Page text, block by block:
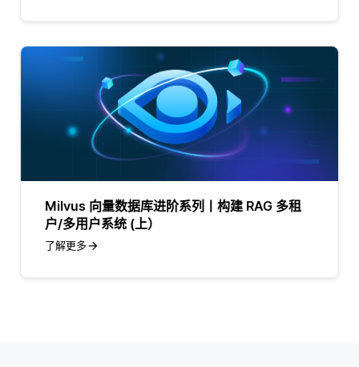
Milvus 向量数据库进阶系列丨构建 RAG 多租
户/多用户系统 (上）
了解更多